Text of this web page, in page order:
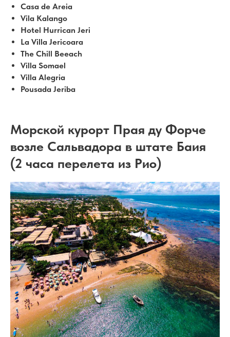
Casa de Areia
Vila Kalango
Hotel Hurrican Jeri
La Villa Jericoara
The Chill Beeach
Villa Somael
Villa Alegria
Pousada Jeriba
Морской курорт Прая дy Форче
возле Сальвадора в штате Баия
(2 часа перелета из Рио)